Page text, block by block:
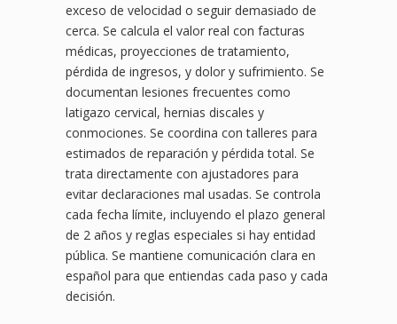
exceso de velocidad o seguir demasiado de
cerca. Se calcula el valor real con facturas
médicas, proyecciones de tratamiento,
pérdida de ingresos, y dolor y sufrimiento. Se
documentan lesiones frecuentes como
latigazo cervical, hernias discales y
conmociones. Se coordina con talleres para
estimados de reparación y pérdida total. Se
trata directamente con ajustadores para
evitar declaraciones mal usadas. Se controla
cada fecha límite, incluyendo el plazo general
de 2 años y reglas especiales si hay entidad
pública. Se mantiene comunicación clara en
español para que entiendas cada paso y cada
decisión.